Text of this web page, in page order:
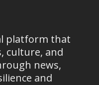
platform that
culture, and
news,
and